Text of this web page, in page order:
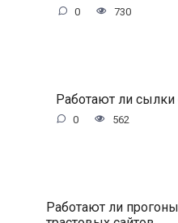
0 730
Работают ли
0 562
Работают ли